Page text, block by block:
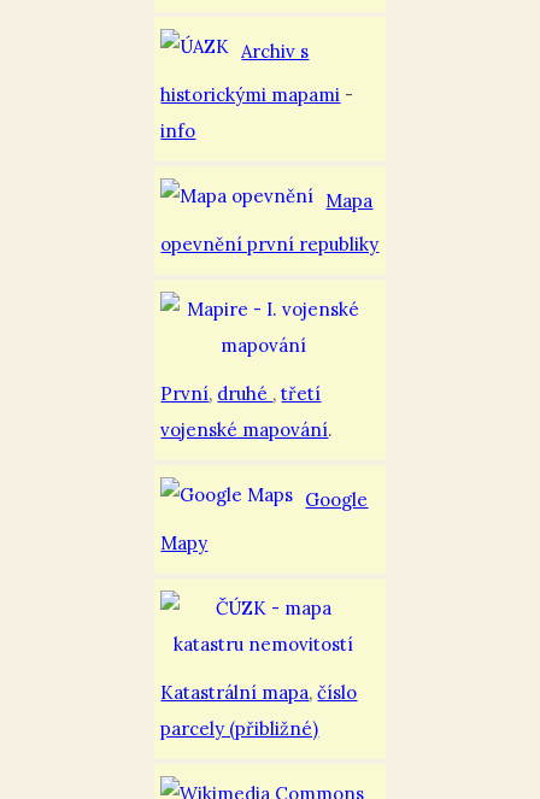
Archiv s
historickými mapami -
info
Mapa
opevnění první republiky
První, druhé ,třetí
vojenské mapování.
Google
Mapy
Katastrální mapa,číslo
parcely (přibližné)